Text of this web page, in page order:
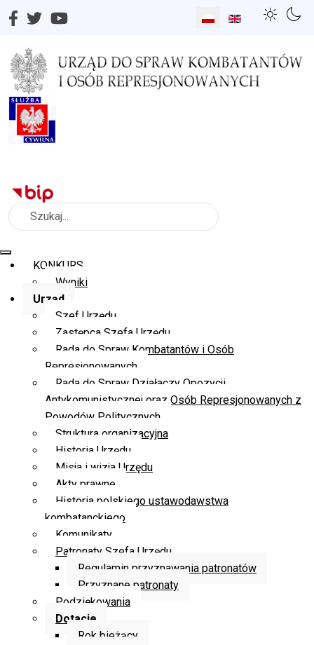
Wybierz swój język
Szukaj
KONKURS
Wyniki
Urząd
Szef Urzędu
Zastępca Szefa Urzędu
Rada do Spraw Kombatantów i Osób
Represjonowanych
Rada do Spraw Działaczy Opozycji
Antykomunistycznej oraz Osób Represjonowanych z
Powodów Politycznych
Struktura organizacyjna
Historia Urzędu
Misja i wizja Urzędu
Akty prawne
Historia polskiego ustawodawstwa
kombatanckiego
Komunikaty
Patronaty Szefa Urzędu
Regulamin przyznawania patronatów
Przyznane patronaty
Podziękowania
Dotacje
Rok bieżący